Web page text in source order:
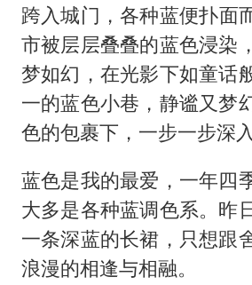
跨入城门，各种蓝便扑
市被层层叠叠的蓝色浸染
梦如幻，在光影下如童话
一的蓝色小巷，静谧又梦
色的包裹下，一步一步深
蓝色是我的最爱，一年四
大多是各种蓝调色系。昨
一条深蓝的长裙，只想跟
浪漫的相逢与相融。